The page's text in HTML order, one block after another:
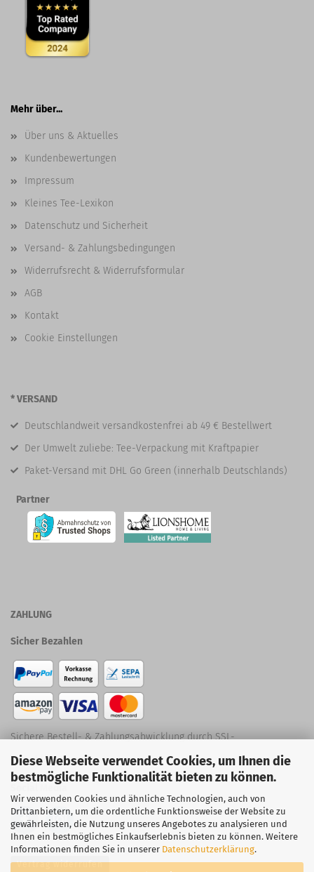
Diese Webseite verwendet Cookies, um Ihnen die
bestmögliche Funktionalität bieten zu können.
Wir verwenden Cookies und ähnliche Technologien, auch von
Drittanbietern, um die ordentliche Funktionsweise der Website zu
gewährleisten, die Nutzung unseres Angebotes zu analysieren und
Ihnen ein bestmögliches Einkaufserlebnis bieten zu können. Weitere
Informationen finden Sie in unserer Datenschutzerklärung.
Mehr über...
Über uns & Aktuelles
Kundenbewertungen
Impressum
Kleines Tee-Lexikon
Datenschutz und Sicherheit
Versand- & Zahlungsbedingungen
Widerrufsrecht & Widerrufsformular
AGB
Kontakt
Cookie Einstellungen
* VERSAND
Deutschlandweit versandkostenfrei ab 49 € Bestellwert
Der Umwelt zuliebe: Tee-Verpackung mit Kraftpapier
Paket-Versand mit DHL Go Green (innerhalb Deutschlands)
Partner
ZAHLUNG
Sicher Bezahlen
Sichere Bestell- & Zahlungsabwicklung durch SSL-
Verschlüsselung
Social Media
Vertrag widerrufen